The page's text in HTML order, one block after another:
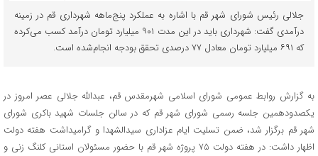
جلالی رئیس شورای شهر قم با اشاره به عملکرد پنج‌ماهه شهرداری قم در زمینه
درآمدی گفت: شهرداری باید در این مدت ۹۰۱ میلیارد تومان درآمد کسب می‌کرده
که ۶۹۱ میلیارد تومان معادل ۷۷ درصدی تحقق بودجه انجام‌شده است.
به گزارش روابط عمومی شورای اسلامی شهرمقدس قم، عبدالله جلالی عصر امروز در
یکصدودهمین جلسه رسمی شورای شهر قم که در سالن جلسات شهید باکری شورای
شهر قم برگزار شد، ضمن تسلیت ایام عزاداری سیدالشهدا و گرامیداشت هفته دولت
اظهار داشت: در هفته دولت ۷۵ پروژه شهر قم با حضور مسئولان استانی کلنگ زنی و